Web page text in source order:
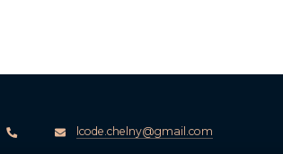
lcode.chelny@gmail.com